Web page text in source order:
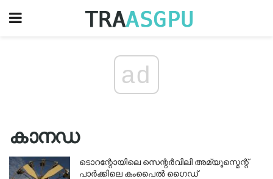
ad
കാനഡ
ടൊറന്റോയിലെ സെന്റർവിലി അമ്യൂസ്മെന്റ്
പാർക്കിലെ കംപൈൽ ഗൈഡ്